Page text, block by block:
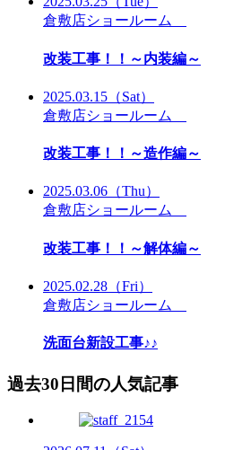
倉敷店ショールーム
改装工事！！～内装編～
2025.03.15 （Sat）
倉敷店ショールーム
改装工事！！～造作編～
2025.03.06 （Thu）
倉敷店ショールーム
改装工事！！～解体編～
2025.02.28 （Fri）
倉敷店ショールーム
洗面台新設工事♪♪
過去30日間の人気記事